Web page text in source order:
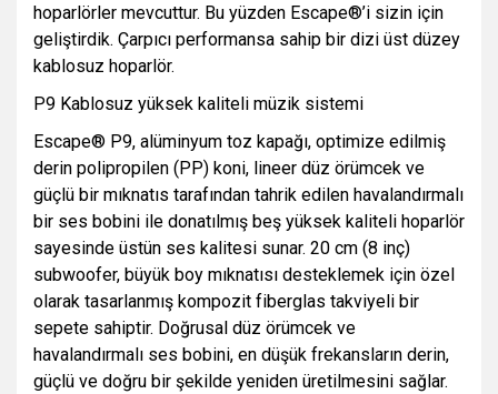
hoparlörler mevcuttur. Bu yüzden Escape®’i sizin için
geliştirdik. Çarpıcı performansa sahip bir dizi üst düzey
kablosuz hoparlör.
P9 Kablosuz yüksek kaliteli müzik sistemi
Escape® P9, alüminyum toz kapağı, optimize edilmiş
derin polipropilen (PP) koni, lineer düz örümcek ve
güçlü bir mıknatıs tarafından tahrik edilen havalandırmalı
bir ses bobini ile donatılmış beş yüksek kaliteli hoparlör
sayesinde üstün ses kalitesi sunar. 20 cm (8 inç)
subwoofer, büyük boy mıknatısı desteklemek için özel
olarak tasarlanmış kompozit fiberglas takviyeli bir
sepete sahiptir. Doğrusal düz örümcek ve
havalandırmalı ses bobini, en düşük frekansların derin,
güçlü ve doğru bir şekilde yeniden üretilmesini sağlar.